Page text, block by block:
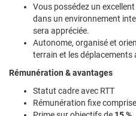
Vous possédez un
dans un environnement
sera appréciée.
Autonome, organisé et
terrain et les déplacements
Rémunération & avantages
Statut cadre avec RTT
Rémunération fixe